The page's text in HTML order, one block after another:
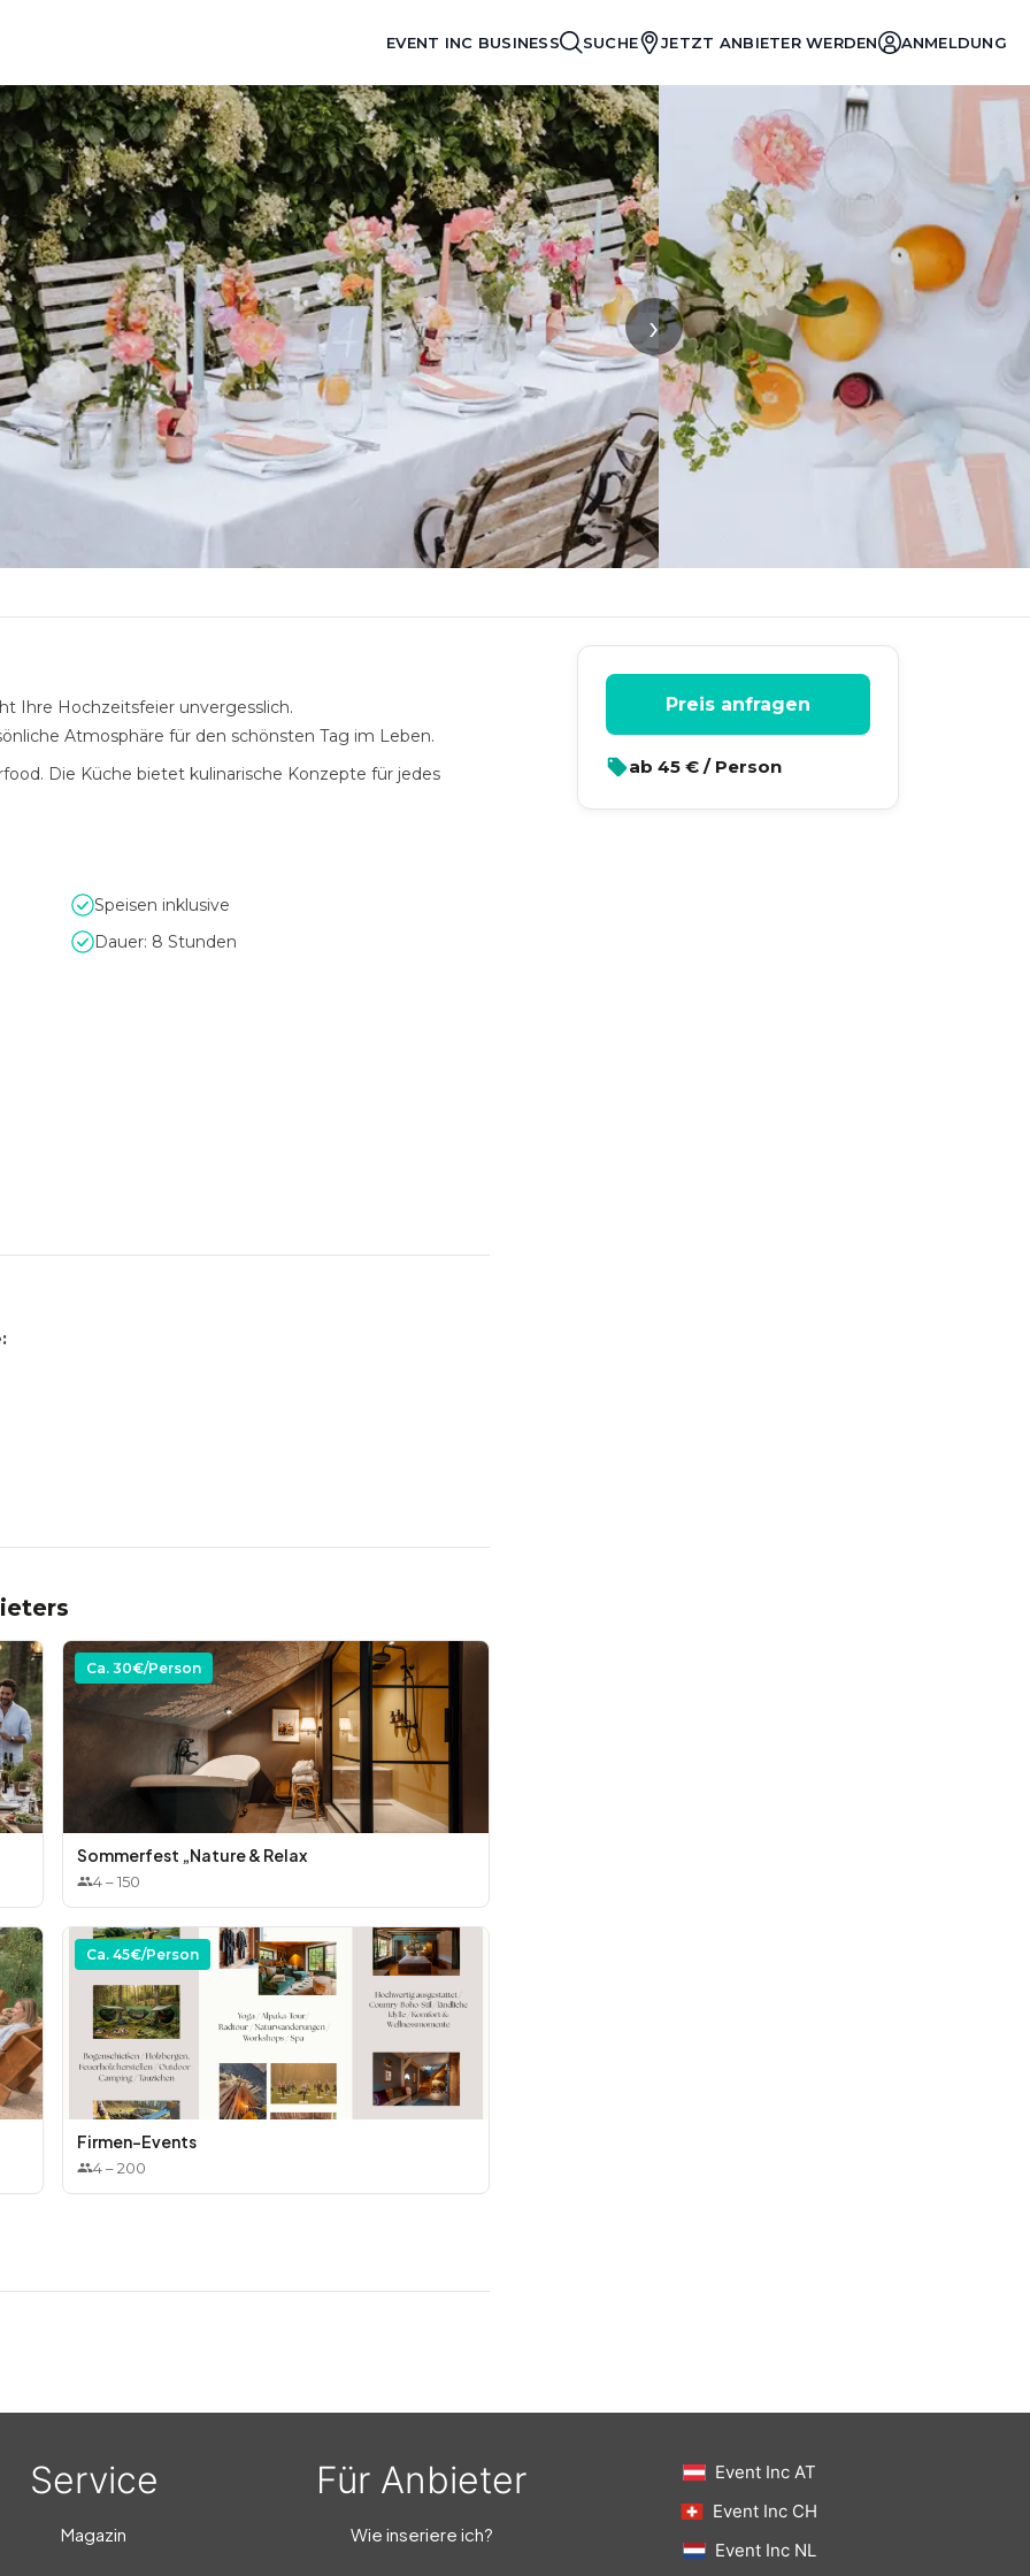
EVENT INC BUSINESS SUCHE JETZT ANBIETER WERDEN ANMELDUNG
›
Ihre Hochzeitsfeier unvergesslich.
Atmosphäre für den schönsten Tag im Leben.
Die Küche bietet kulinarische Konzepte für jedes
Speisen inklusive
Dauer: 8 Stunden
Ca. 30€/Person
Sommerfest „Nature & Relax
4–150
Ca. 45€/Person
Firmen-Events
4–200
Preis anfragen
ab 45 € / Person
Service
Magazin
Für Anbieter
Wie inseriere ich?
Event Inc AT
Event Inc CH
Event Inc NL